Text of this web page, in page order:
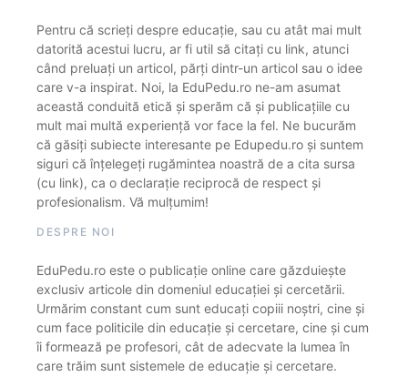
Pentru că scrieți despre educație, sau cu atât mai mult
datorită acestui lucru, ar fi util să citați cu link, atunci
când preluați un articol, părți dintr-un articol sau o idee
care v-a inspirat. Noi, la EduPedu.ro ne-am asumat
această conduită etică și sperăm că și publicațiile cu
mult mai multă experiență vor face la fel. Ne bucurăm
că găsiți subiecte interesante pe Edupedu.ro și suntem
siguri că înțelegeți rugămintea noastră de a cita sursa
(cu link), ca o declarație reciprocă de respect și
profesionalism. Vă mulțumim!
DESPRE NOI
EduPedu.ro este o publicație online care găzduiește
exclusiv articole din domeniul educației și cercetării.
Urmărim constant cum sunt educați copiii noștri, cine și
cum face politicile din educație și cercetare, cine și cum
îi formează pe profesori, cât de adecvate la lumea în
care trăim sunt sistemele de educație și cercetare.